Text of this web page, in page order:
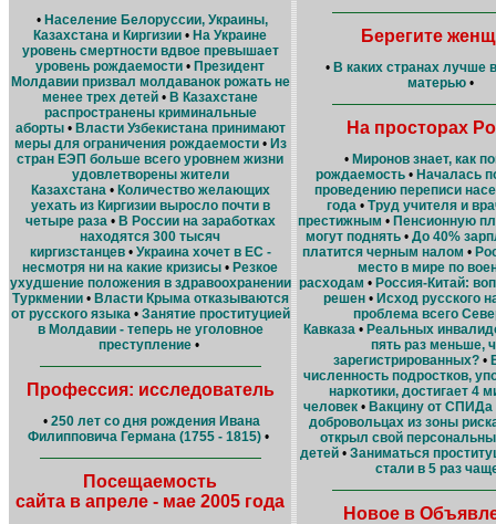
• Население Белоруссии, Украины,
Казахстана и Киргизии • На Украине
уровень смертности вдвое превышает
уровень рождаемости • Президент
Молдавии призвал молдаванок рожать не
менее трех детей • В Казахстане
распространены криминальные
аборты• Власти Узбекистана принимают
меры для ограничения рождаемости• Из
стран ЕЭП больше всего уровнем жизни
удовлетворены жители
Казахстана• Количество желающих
уехать из Киргизии выросло почти в
четыре раза• В России на заработках
находятся 300 тысяч
киргизстанцев• Украина хочет в ЕС -
несмотря ни на какие кризисы • Резкое
ухудшение положения в здравоохранении
Туркмении• Власти Крыма отказываются
от русского языка• Занятие проституцией
в Молдавии - теперь не уголовное
преступление•
Профессия: исследователь
• 250 лет со дня рождения Ивана
Филипповича Германа (1755 - 1815) •
Посещаемость
сайта в апреле - мае 2005 года
Берегите
• В каких странах лучше
матерью •
На просторах
• Миронов знает, как
рождаемость • Началась
проведению переписи
года • Труд учителя и
престижным • Пенсионную
могут поднять • До 40%
платится черным налом •
место в мире по
расходам • Россия-Китай:
решен• Исход русского
проблема всего
Кавказа• Реальных
пять раз меньше,
зарегистрированных? •
численность подростков,
наркотики, достигает 4
человек • Вакцину от
добровольцах из зоны
открыл свой
детей• Заниматься
стали в 5 раз
Новое в